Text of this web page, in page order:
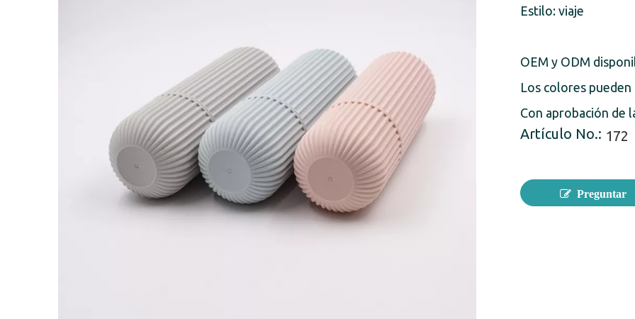
Estilo: viaje
OEM y ODM
Los colores
Con aprobación de
Artículo No.: 172
Preguntar